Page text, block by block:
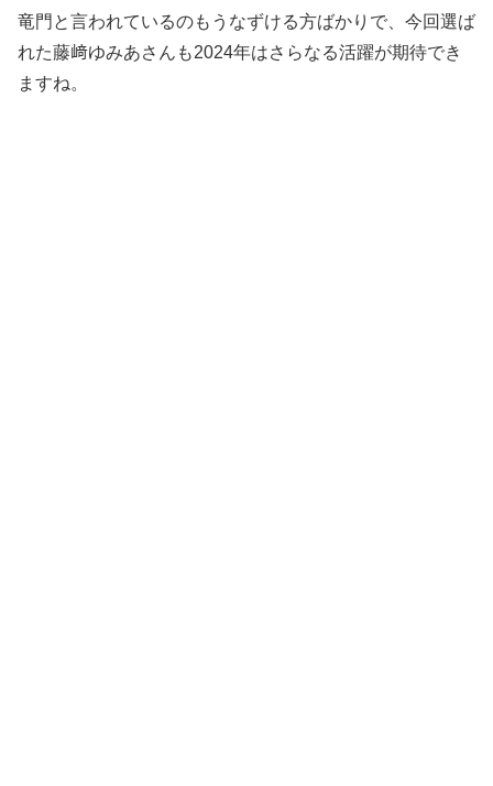
竜門と言われているのもうなずける方ばかりで、今回選ば
れた藤﨑ゆみあさんも2024年はさらなる活躍が期待でき
ますね。